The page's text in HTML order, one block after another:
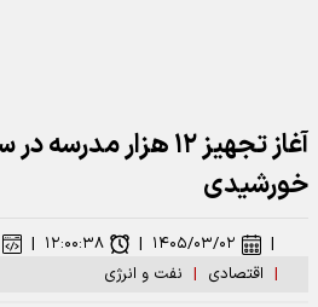
آغاز تجهیز ۱۲ هزار
خورشیدی
| اقتصادی | نفت و انرژی
| ۱۴۰۵/۰۳/۰۲ | ۱۲:۰۰:۳۸ |